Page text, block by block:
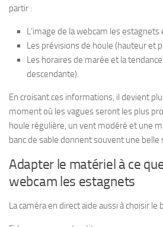
partir :
L’image de la webcam les estagnets
Les prévisions de houle (hauteur et
Les horaires de marée et la
descendante).
En croisant ces informations, il devient
moment où les vagues seront les plus
houle régulière, un vent modéré et une
banc de sable donnent souvent une belle
Adapter le matériel à ce
webcam les estagnets
La caméra en direct aide aussi à choisir le